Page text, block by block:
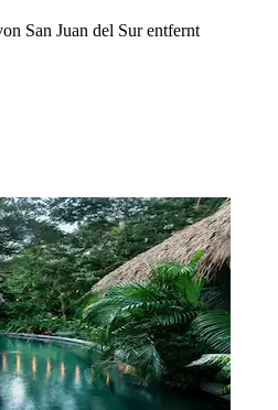
San Juan del Sur entfernt